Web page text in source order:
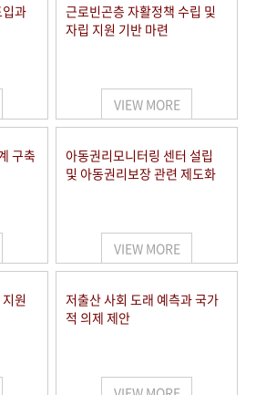
과
근로빈곤층 자활정책 수립 및
자립 지원 기반 마련
VIEW MORE
구축
아동권리모니터링 센터 설립
및 아동권리보장 관련 제도화
VIEW MORE
원
저출산 사회 도래 예측과 국가
적 의제 제안